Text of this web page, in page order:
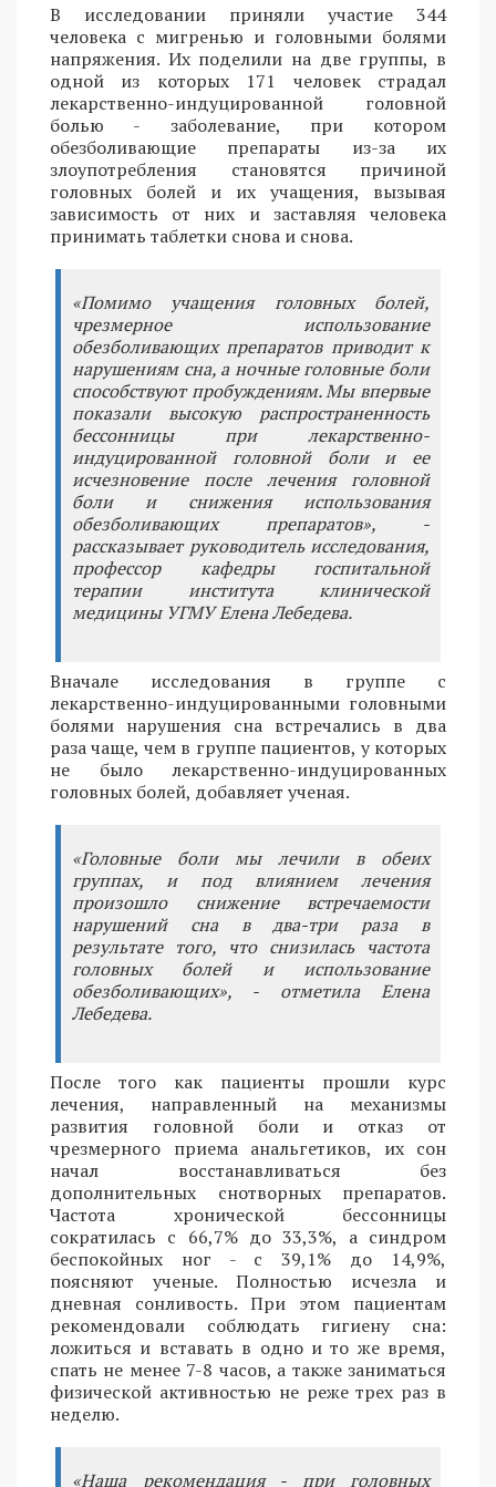
В исследовании приняли участие 344
человека с мигренью и головными болями
напряжения. Их поделили на две группы, в
одной из которых 171 человек страдал
лекарственно-индуцированной головной
болью - заболевание, при котором
обезболивающие препараты из-за их
злоупотребления становятся причиной
головных болей и их учащения, вызывая
зависимость от них и заставляя человека
принимать таблетки снова и снова.
«Помимо учащения головных болей,
чрезмерное использование
обезболивающих препаратов приводит к
нарушениям сна, а ночные головные боли
способствуют пробуждениям. Мы впервые
показали высокую распространенность
бессонницы при лекарственно-
индуцированной головной боли и ее
исчезновение после лечения головной
боли и снижения использования
обезболивающих препаратов», -
рассказывает руководитель исследования,
профессор кафедры госпитальной
терапии института клинической
медицины УГМУ Елена Лебедева.
Вначале исследования в группе с
лекарственно-индуцированными головными
болями нарушения сна встречались в два
раза чаще, чем в группе пациентов, у которых
не было лекарственно-индуцированных
головных болей, добавляет ученая.
«Головные боли мы лечили в обеих
группах, и под влиянием лечения
произошло снижение встречаемости
нарушений сна в два-три раза в
результате того, что снизилась частота
головных болей и использование
обезболивающих», - отметила Елена
Лебедева.
После того как пациенты прошли курс
лечения, направленный на механизмы
развития головной боли и отказ от
чрезмерного приема анальгетиков, их сон
начал восстанавливаться без
дополнительных снотворных препаратов.
Частота хронической бессонницы
сократилась с 66,7% до 33,3%, а синдром
беспокойных ног - с 39,1% до 14,9%,
поясняют ученые. Полностью исчезла и
дневная сонливость. При этом пациентам
рекомендовали соблюдать гигиену сна:
ложиться и вставать в одно и то же время,
спать не менее 7-8 часов, а также заниматься
физической активностью не реже трех раз в
неделю.
«Наша рекомендация - при головных